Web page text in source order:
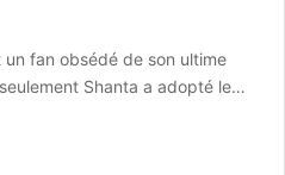
un fan obsédé de son ultime
Shanta a adopté le…